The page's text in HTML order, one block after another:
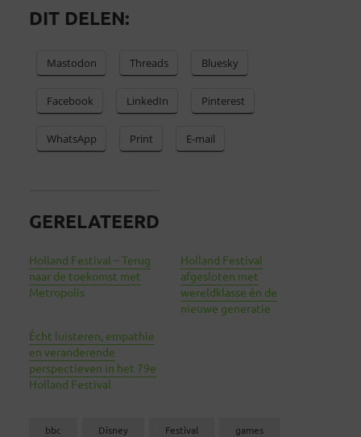
DIT DELEN:
Mastodon Threads Bluesky
Facebook LinkedIn Pinterest
WhatsApp Print E-mail
GERELATEERD
Holland Festival – Terug
naar de toekomst met
Metropolis
Holland Festival
afgesloten met
wereldklasse én de
nieuwe generatie
Écht luisteren, empathie
en veranderende
perspectieven in het 79e
Holland Festival
bbc Disney Festival games